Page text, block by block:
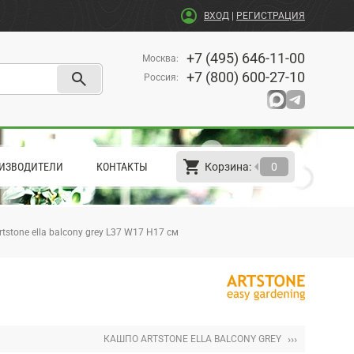
account_circle ВХОД РЕГИСТРАЦИЯ
search
Москва: +7 (495) 646-11-00
Россия: +7 (800) 600-27-10
КОНТАКТЫ shopping_cart Корзина: 0
arrow_left
ella balcony grey L37 W17 H17 см
КАШПО ARTSTONE ELLA BALCONY GREY ›››